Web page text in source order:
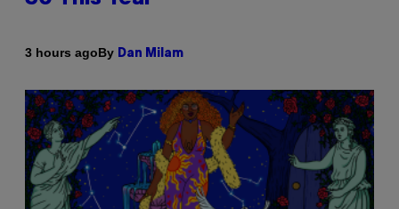
3 hours agoBy Dan Milam